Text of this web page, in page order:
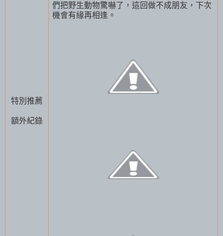
特別推薦
額外紀錄
們把野生動物驚嚇了，這回做不成朋友，下次
機會有緣再相逢。